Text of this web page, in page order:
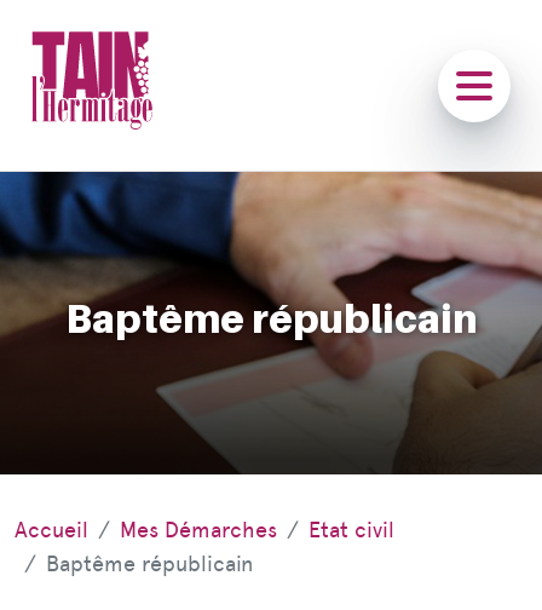
Baptême républicain
Accueil Mes Démarches
Etat civil
Baptême républicain